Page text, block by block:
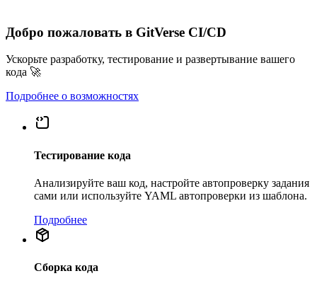
Добро пожаловать в GitVerse CI/CD
Ускорьте разработку, тестирование и развертывание вашего
кода 🚀
Подробнее о возможностях
Тестирование кода
Анализируйте ваш код, настройте автопроверку задания
сами или используйте YAML автопроверки из шаблона.
Подробнее
Сборка кода